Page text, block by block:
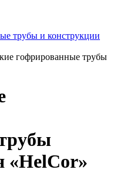
трубы и конструкции
гофрированные трубы
«HelCor»